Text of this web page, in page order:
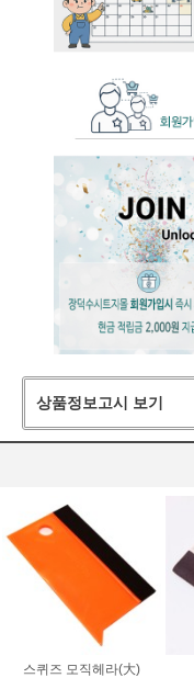
상품정보고시 보기
스퀴즈 모직헤라(大)